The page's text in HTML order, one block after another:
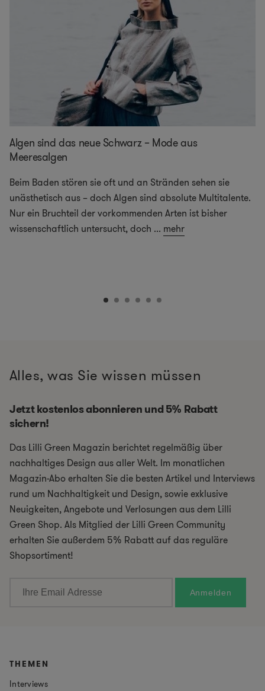
Algen sind das neue Schwarz – Mode aus
Meeresalgen
Beim Baden stören sie oft und an Stränden sehen sie
unästhetisch aus – doch Algen sind absolute Multitalente.
Nur ein Bruchteil der vorkommenden Arten ist bisher
wissenschaftlich untersucht, doch ... mehr
Alles, was Sie wissen müssen
Jetzt kostenlos abonnieren und 5% Rabatt
sichern!
Das Lilli Green Magazin berichtet regelmäßig über
nachhaltiges Design aus aller Welt. Im monatlichen
Magazin-Abo erhalten Sie die besten Artikel und Interviews
rund um Nachhaltigkeit und Design, sowie exklusive
Neuigkeiten, Angebote und Verlosungen aus dem Lilli
Green Shop. Als Mitglied der Lilli Green Community
erhalten Sie außerdem 5% Rabatt auf das reguläre
Shopsortiment!
THEMEN
Interviews